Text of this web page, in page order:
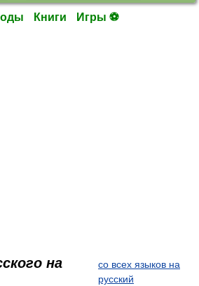
Книги Игры ⚽
на
со всех языков на
русский